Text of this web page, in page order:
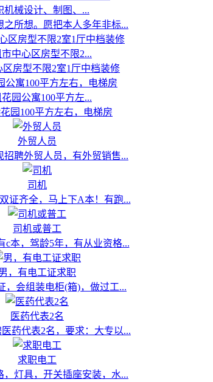
机械设计、制图、...
之所想。愿把本人多年非标...
市中心区房型不限2...
区房型不限2室1厅中档装修
园公寓100平方左...
园100平方左右，电梯房
外贸人员
招聘外贸人员，有外贸销售...
司机
证齐全，马上下A本！有跑...
司机或普工
c本，驾龄5年，有从业资格...
，有电工证求职
，会组装电柜(箱)，做过工...
医药代表2名
药代表2名，要求：大专以...
求职电工
，灯具，开关插座安装，水...